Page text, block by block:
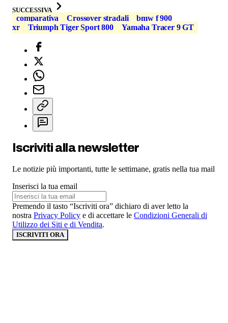
SUCCESSIVA
comparativa Crossover stradali
bmw f 900
xr
Triumph Tiger Sport 800 Yamaha Tracer 9 GT
Iscriviti alla newsletter
Le notizie più importanti, tutte le settimane, gratis nella tua mail
Inserisci la tua email
Premendo il tasto “Iscriviti ora” dichiaro di aver letto la
nostra Privacy Policy e di accettare le Condizioni Generali di
Utilizzo dei Siti e di Vendita.
ISCRIVITI ORA